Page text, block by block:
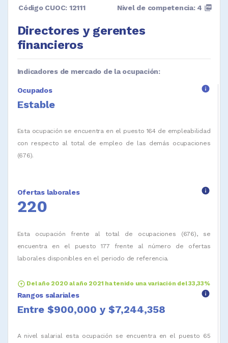
Código CUOC: 12111
Directores y gerentes
financieros
Nivel de competencia: 4 picture_as_pdf
Indicadores de mercado de la ocupación:
Ocupados info
Estable
Esta ocupación se encuentra en el puesto 164 de empleabilidad
con respecto al total de empleo de las demás ocupaciones
(676).
Ofertas laborales info
220
Esta ocupación frente al total de ocupaciones (676), se
encuentra en el puesto 177 frente al número de ofertas
laborales disponibles en el periodo de referencia.
arrow_circle_up Del año 2020 al año 2021 ha tenido una variación del 33,33%
Rangos salariales info
Entre $900,000 y $7,244,358
A nivel salarial esta ocupación se encuentra en el puesto 65